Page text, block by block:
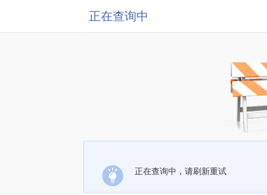
正在查询中
正在查询中，请刷新重试